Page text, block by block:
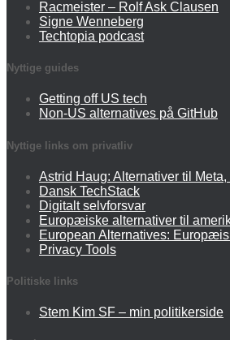
Racmeister – Rolf Ask Clausen
Signe Wenneberg
Techtopia podcast
Nyttige guides
Getting off US tech
Non-US alternatives på GitHub
Nyttige links om privatliv
Astrid Haug: Alternativer til
Dansk TechStack
Digitalt selvforsvar
Europæiske alternativer til
European Alternatives:
Privacy Tools
Politiske links
Stem Kim SF – min politikerside